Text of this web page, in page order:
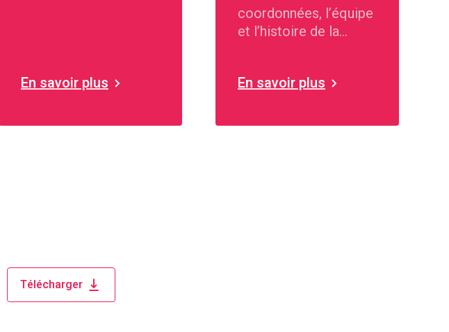
En savoir plus
coordonnées, l’équipe
et l’histoire de la
En savoir plus
Télécharger